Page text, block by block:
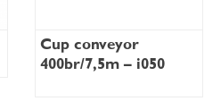
Cup conveyor
400br/7,5m – i050